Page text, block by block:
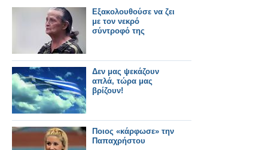
Εξακολουθούσε να ζει
με τον νεκρό
σύντροφό της
Δεν μας ψεκάζουν
απλά, τώρα μας
βρίζουν!
Ποιος «κάρφωσε» την
Παπαχρήστου